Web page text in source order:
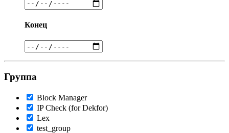
Конец
Группа
Block Manager
IP Check (for Dekfor)
Lex
test_group